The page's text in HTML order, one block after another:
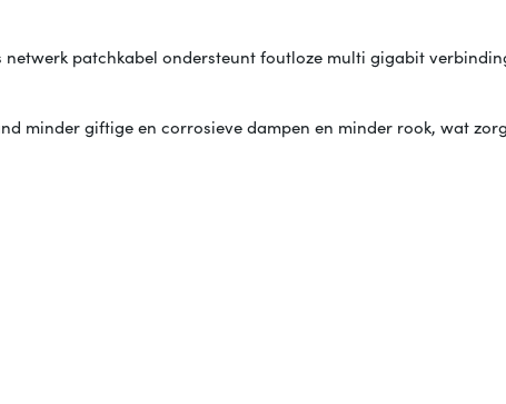
netwerk patchkabel ondersteunt foutloze multi gigabit
minder giftige en corrosieve dampen en minder rook, wat